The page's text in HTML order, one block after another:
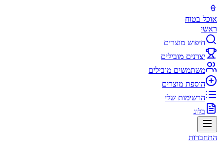
אוכל בטוח
ראשי
חיפוש מוצרים
יצרנים מובילים
משתמשים מובילים
הוספת מוצרים
הרשימות שלי
בלוג
התחברות